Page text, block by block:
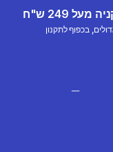
249 ש"ח
בכפוף לתקנון